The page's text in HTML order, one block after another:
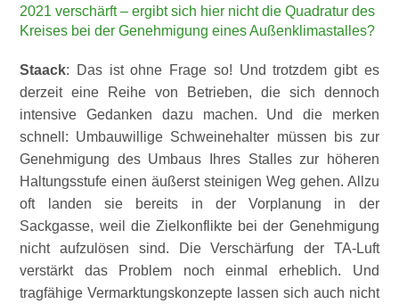
2021 verschärft – ergibt sich hier nicht die Quadratur des
Kreises bei der Genehmigung eines Außenklimastalles?
Staack: Das ist ohne Frage so! Und trotzdem gibt es
derzeit eine Reihe von Betrieben, die sich dennoch
intensive Gedanken dazu machen. Und die merken
schnell: Umbauwillige Schweinehalter müssen bis zur
Genehmigung des Umbaus Ihres Stalles zur höheren
Haltungsstufe einen äußerst steinigen Weg gehen. Allzu
oft landen sie bereits in der Vorplanung in der
Sackgasse, weil die Zielkonflikte bei der Genehmigung
nicht aufzulösen sind. Die Verschärfung der TA-Luft
verstärkt das Problem noch einmal erheblich. Und
tragfähige Vermarktungskonzepte lassen sich auch nicht